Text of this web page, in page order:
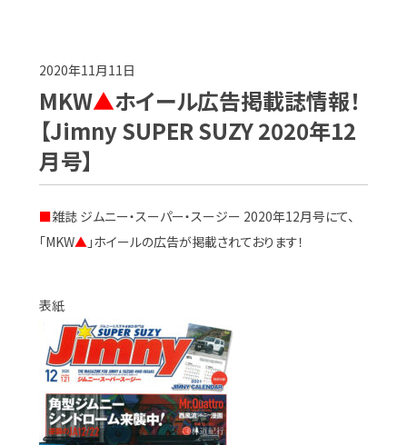
2020年11月11日
MKW▲ホイール広告掲載誌情報！
【Jimny SUPER SUZY 2020年12
月号】
■雑誌 ジムニー・スーパー・スージー 2020年12月号にて、
「MKW▲」ホイールの広告が掲載されております！
表紙